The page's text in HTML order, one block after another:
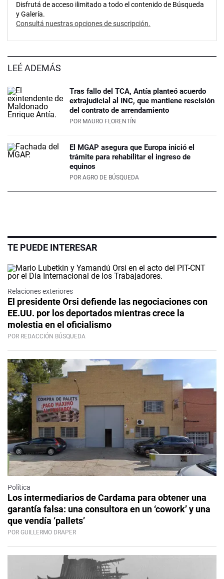
Disfrutá de acceso ilimitado a todo el contenido de Búsqueda
y Galería.
Consultá nuestras opciones de suscripción.
LEÉ ADEMÁS
Tras fallo del TCA, Antía planteó acuerdo
extrajudicial al INC, que mantiene rescisión
del contrato de arrendamiento
POR MAURO FLORENTÍN
El MGAP asegura que Europa inició el
trámite para rehabilitar el ingreso de
equinos
POR AGRO DE BÚSQUEDA
TE PUEDE INTERESAR
Relaciones exteriores
El presidente Orsi defiende las negociaciones con
EE.UU. por los deportados mientras crece la
molestia en el oficialismo
POR REDACCIÓN BÚSQUEDA
Política
Los intermediarios de Cardama para obtener una
garantía falsa: una consultora en un ‘cowork’ y una
que vendía ‘pallets’
POR GUILLERMO DRAPER